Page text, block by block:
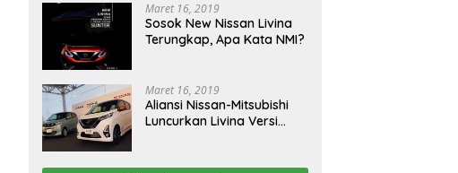
Maret 16, 2019
Sosok New Nissan Livina
Terungkap, Apa Kata NMI?
Maret 16, 2019
Aliansi Nissan-Mitsubishi
Luncurkan Livina Versi